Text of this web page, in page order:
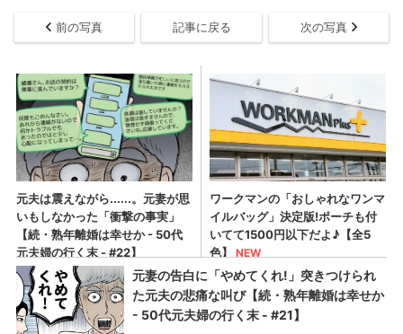
前の写真 記事に戻る 次の写真